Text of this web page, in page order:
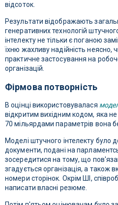
відсоток.
Результати відображають
генеративних технологій
інтелекту не тільки є поганою
їхню жахливу надійність неясно,
практичне застосування на
організацій.
Фірмова потворність
В оцінці використовувалася
відкритим вихідним кодом, яка
70 мільярдами параметрів вона
Моделі штучного інтелекту було
документи, подані на
зосередитися на тому, що
згадується організація, а також
номери сторінок. Окрім ШІ,
написати власні резюме.